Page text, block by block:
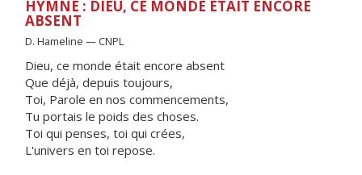
HYMNE : DIEU, CE MONDE ÉTAIT ENCORE
ABSENT
D. Hameline — CNPL
Dieu, ce monde était encore absent
Que déjà, depuis toujours,
Toi, Parole en nos commencements,
Tu portais le poids des choses.
Toi qui penses, toi qui crées,
L'univers en toi repose.